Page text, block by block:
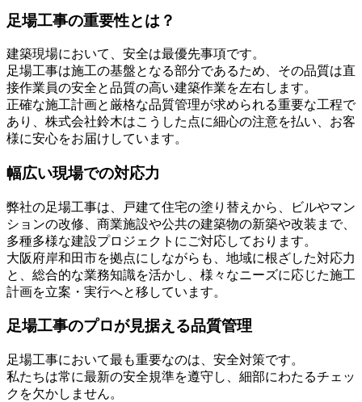
足場工事の重要性とは？
建築現場において、安全は最優先事項です。
足場工事は施工の基盤となる部分であるため、その品質は直
接作業員の安全と品質の高い建築作業を左右します。
正確な施工計画と厳格な品質管理が求められる重要な工程で
あり、株式会社鈴木はこうした点に細心の注意を払い、お客
様に安心をお届けしています。
幅広い現場での対応力
弊社の足場工事は、戸建て住宅の塗り替えから、ビルやマン
ションの改修、商業施設や公共の建築物の新築や改装まで、
多種多様な建設プロジェクトにご対応しております。
大阪府岸和田市を拠点にしながらも、地域に根ざした対応力
と、総合的な業務知識を活かし、様々なニーズに応じた施工
計画を立案・実行へと移しています。
足場工事のプロが見据える品質管理
足場工事において最も重要なのは、安全対策です。
私たちは常に最新の安全規準を遵守し、細部にわたるチェッ
クを欠かしません。